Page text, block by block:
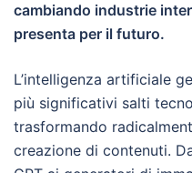
cambiando industrie
presenta per il futuro.
L’intelligenza artificiale
più significativi salti
trasformando
creazione di contenuti.